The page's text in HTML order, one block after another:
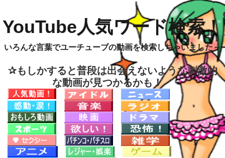
YouTube人気ワード検索！
いろんな言葉でユーチューブの動画を検索しちゃいました～
✰もしかすると普段は出会えないような刺激的
な動画が見つかるかも！